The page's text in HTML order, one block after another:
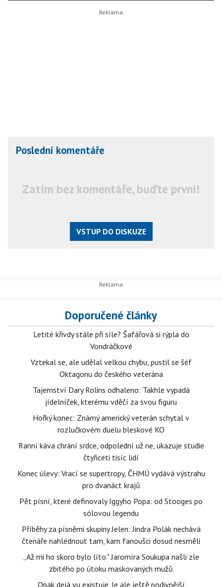
Poslední komentáře
Zatím bez komentáře, buďte první!
VSTUP DO DISKUZE
Doporučené články
Letité křivdy stále při síle? Šafářová si rýpla do
Vondráčkové
Vztekal se, ale udělal velkou chybu, pustil se šéf
Oktagonu do českého veterána
Tajemství Dary Rolins odhaleno: Takhle vypadá
jídelníček, kterému vděčí za svou figuru
Hořký konec: Známý americký veterán schytal v
rozlučkovém duelu bleskové KO
Ranní káva chrání srdce, odpolední už ne, ukazuje studie
čtyřiceti tisíc lidí
Konec úlevy: Vrací se supertropy, ČHMÚ vydává výstrahu
pro dvanáct krajů
Pět písní, které definovaly Iggyho Popa: od Stooges po
sólovou legendu
Příběhy za písněmi skupiny Jelen: Jindra Polák nechává
čtenáře nahlédnout tam, kam fanoušci dosud nesměli
„Až mi ho skoro bylo líto." Jaromíra Soukupa našli zle
zbitého po útoku maskovaných mužů
Opak dejá vu existuje. Je ale ještě podivnější